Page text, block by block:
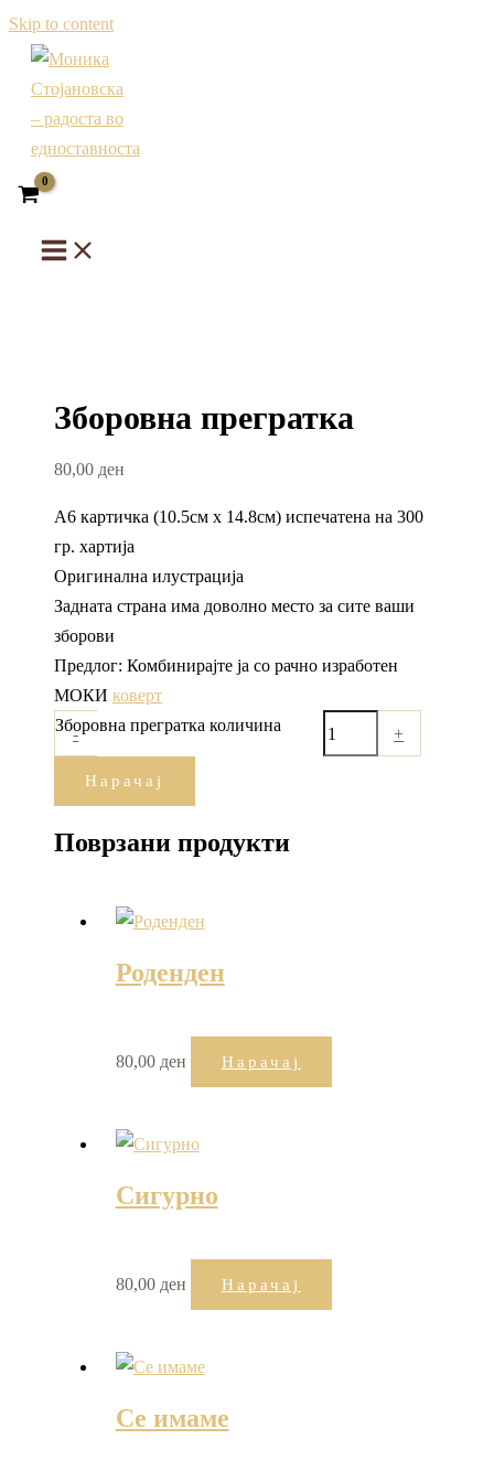
Skip to content
Зборовна прегратка
80,00 ден
А6 картичка (10.5см х 14.8см) испечатена на 300
гр. хартија
Оригинална илустрација
Задната страна има доволно место за сите ваши
зборови
Предлог: Комбинирајте ја со рачно изработен
МОКИ коверт
-
Зборовна прегратка количина +
Нарачај
Поврзани продукти
Роденден
80,00 ден Нарачај
Сигурно
80,00 ден Нарачај
Се имаме